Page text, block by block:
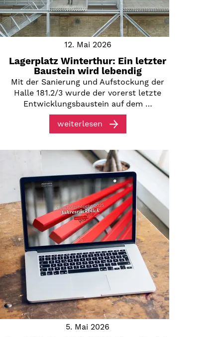
12. Mai 2026
Lagerplatz Winterthur: Ein letzter
Baustein wird lebendig
Mit der Sanierung und Aufstockung der
Halle 181.2/3 wurde der vorerst letzte
Entwicklungsbaustein auf dem …
weiterlesen
5. Mai 2026